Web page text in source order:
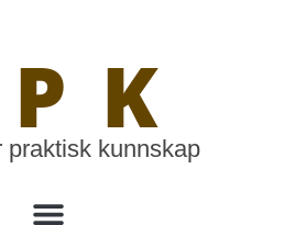
praktisk kunnskap